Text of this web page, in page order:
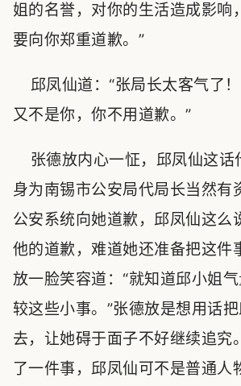
姐的名誉，对你的生活造成影响
要向你郑重道歉。”
邱凤仙道：“张局长太客气了
又不是你，你不用道歉。”
张德放内心一怔，邱凤仙这话
身为南锡市公安局代局长当然有
公安系统向她道歉，邱凤仙这么
他的道歉，难道她还准备把这件
放一脸笑容道：“就知道邱小姐
较这些小事。”张德放是想用话
去，让她碍于面子不好继续追究
了一件事，邱凤仙可不是普通人